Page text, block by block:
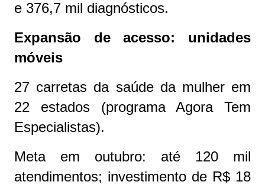
e 376,7 mil diagnósticos.
Expansão de acesso: unidades
móveis
27 carretas da saúde da mulher em
22 estados (programa Agora Tem
Especialistas).
Meta em outubro: até 120 mil
atendimentos; investimento de R$ 18